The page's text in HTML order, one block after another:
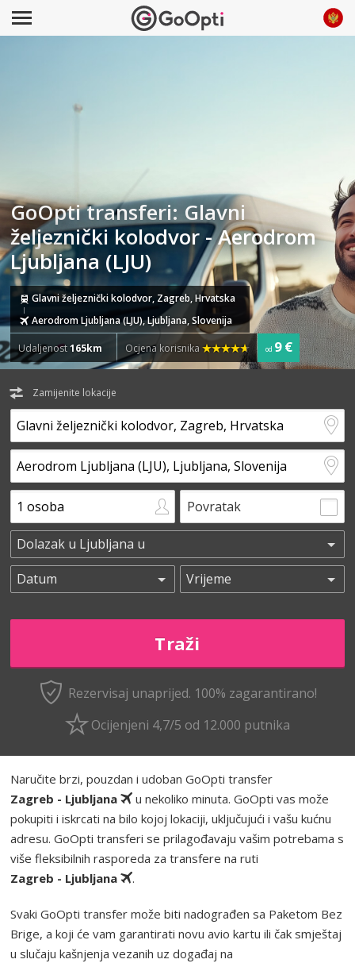
GoOpti transferi: Glavni
željeznički kolodvor - Aerodrom
Ljubljana (LJU)
Glavni željeznički kolodvor, Zagreb, Hrvatska
Aerodrom Ljubljana (LJU), Ljubljana, Slovenija
Udaljenost165km Ocjena korisnika od 9 €
Zamijenite lokacije
Povratak
Rezervisaj unaprijed. 100% zagarantirano!
Ocijenjeni 4,7/5 od 12.000 putnika
Naručite brzi, pouzdan i udoban GoOpti transfer
Zagreb - Ljubljana
u nekoliko minuta. GoOpti vas može
pokupiti i iskrcati na bilo kojoj lokaciji, uključujući i vašu kućnu
adresu. GoOpti transferi se prilagođavaju vašim potrebama s
više fleksibilnih rasporeda za transfere na ruti
Zagreb - Ljubljana
.
Svaki GoOpti transfer može biti nadograđen sa Paketom Bez
Brige, a koji će vam garantirati novu avio kartu ili čak smještaj
u slučaju kašnjenja vezanih uz događaj na